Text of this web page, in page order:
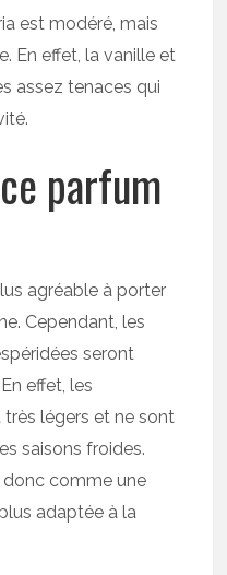
est modéré, mais
En effet, la vanille et
assez tenaces qui
parfum
agréable à porter
Cependant, les
seront
effet, les
légers et ne sont
saisons froides.
donc comme une
adaptée à la